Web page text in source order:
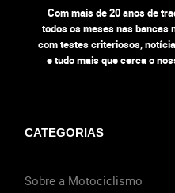
Com mais de 20 anos de
todos os meses nas bancas
com testes criteriosos,
e tudo mais que cerca o
CATEGORIAS
Sobre a Motociclismo